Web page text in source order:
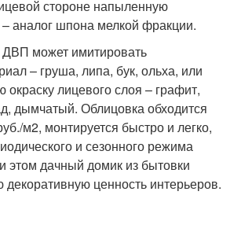
стороне напыленную
аналог шпона мелкой фракции.
может имитировать
– груша, липа, бук, ольха, или
окраску лицевого слоя – графит,
дымчатый. Облицовка обходится
м2, монтируется быстро и легко,
и сезонного режима
этом дачный домик из бытовки
декоративную ценность интерьеров.